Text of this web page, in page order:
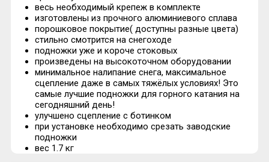
весь необходимый крепеж в комплекте
изготовлены из прочного алюминиевого сплава
порошковое покрытие( доступны разные цвета)
стильно смотрится на снегоходе
подножки уже и короче стоковых
произведены на высокоточном оборудовании
минимальное налипание снега, максимальное
сцепление даже в самых тяжёлых условиях! Это
самые лучшие подножки для горного катания на
сегодняшний день!
улучшено сцепление с ботинком
при установке необходимо срезать заводские
подножки
вес 1.7 кг